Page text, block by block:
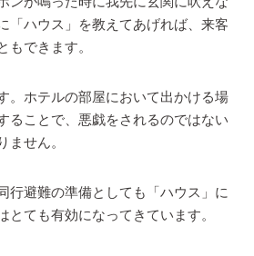
「ハウス」を教えてあげれば、来客
もできます。
。ホテルの部屋において出かける場
ることで、悪戯をされるのではない
ません。
行避難の準備としても「ハウス」に
とても有効になってきています。